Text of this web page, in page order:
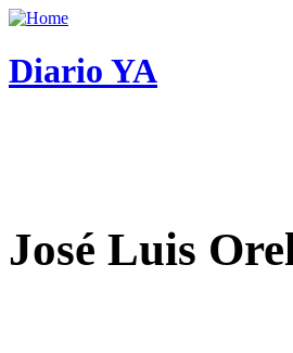
Diario YA
José Luis